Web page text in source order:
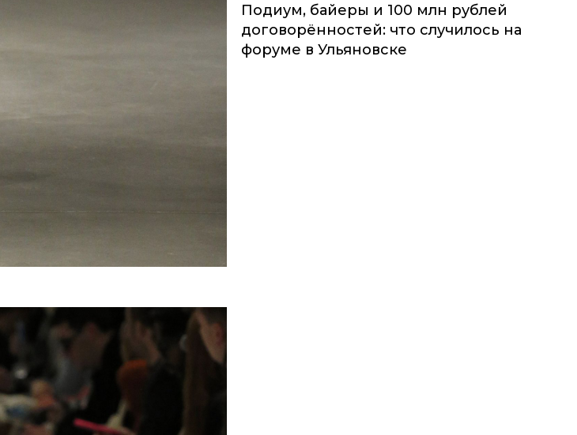
Подиум, байеры и 100 млн рублей
договорённостей: что случилось на
форуме в Ульяновске